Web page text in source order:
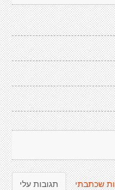
תגובות עלי שכתבתי